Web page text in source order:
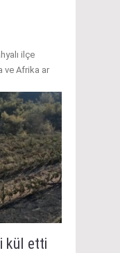
ilçe
ve Afrika ar
kül etti